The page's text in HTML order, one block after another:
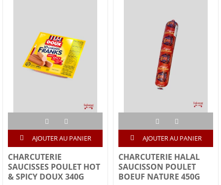
AJOUTER AU PANIER
CHARCUTERIE
SAUCISSES POULET HOT
& SPICY DOUX 340G
AJOUTER AU PANIER
CHARCUTERIE HALAL
SAUCISSON POULET
BOEUF NATURE 450G